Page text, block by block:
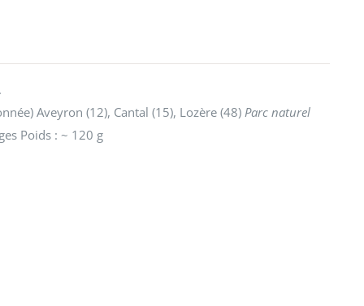
Aveyron (12), Cantal (15), Lozère (48)Parc naturel
Poids : ~ 120 g